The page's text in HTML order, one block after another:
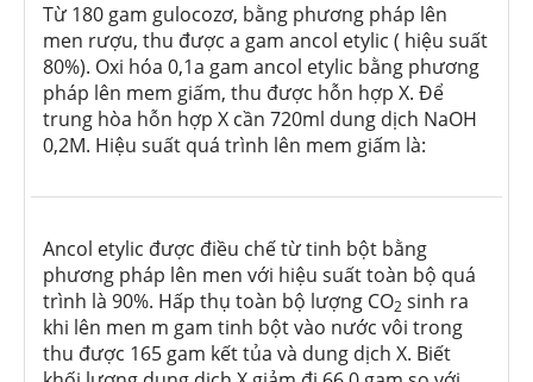
Từ 180 gam gulocozơ, bằng phương pháp lên
men rượu, thu được a gam ancol etylic ( hiệu suất
80%). Oxi hóa 0,1a gam ancol etylic bằng phương
pháp lên mem giấm, thu được hỗn hợp X. Để
trung hòa hỗn hợp X cần 720ml dung dịch NaOH
0,2M. Hiệu suất quá trình lên mem giấm là:
Ancol etylic được điều chế từ tinh bột bằng
phương pháp lên men với hiệu suất toàn bộ quá
trình là 90%. Hấp thụ toàn bộ lượng CO2 sinh ra
khi lên men m gam tinh bột vào nước vôi trong
thu được 165 gam kết tủa và dung dịch X. Biết